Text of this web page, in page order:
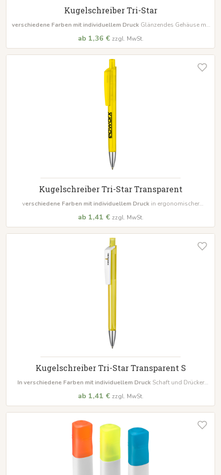
Kugelschreiber Tri-Star
verschiedene Farben mit individuellem Druck Glänzendes Gehäuse mit
Mindestbestellmenge 500 Stück
ab 1,36 € zzgl. MwSt.
Kugelschreiber Tri-Star Transparent
verschiedene Farben mit individuellem Druck in ergonomischer
Großraummine UltraMindestbestellmenge 500 Stück
ab 1,41 € zzgl. MwSt.
Kugelschreiber Tri-Star Transparent S
In verschiedene Farben mit individuellem Druck Schaft und Drücker
Großraummine Ultra Mindestbestellmenge 50
ab 1,41 € zzgl. MwSt.